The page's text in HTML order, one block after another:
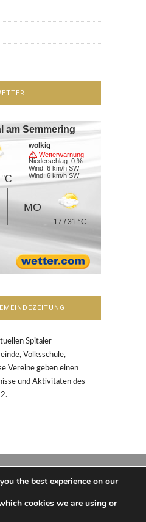
am Semmering
Wetterwarnung
wolkig
Niederschlag: 0 %
Wind: 6 km/h SW
Wind: 6 km/h SW
MO
17 / 31 °C
Spitaler
Volksschule,
Vereine geben einen
und Aktivitäten des
the best experience on our
cookies we are using or